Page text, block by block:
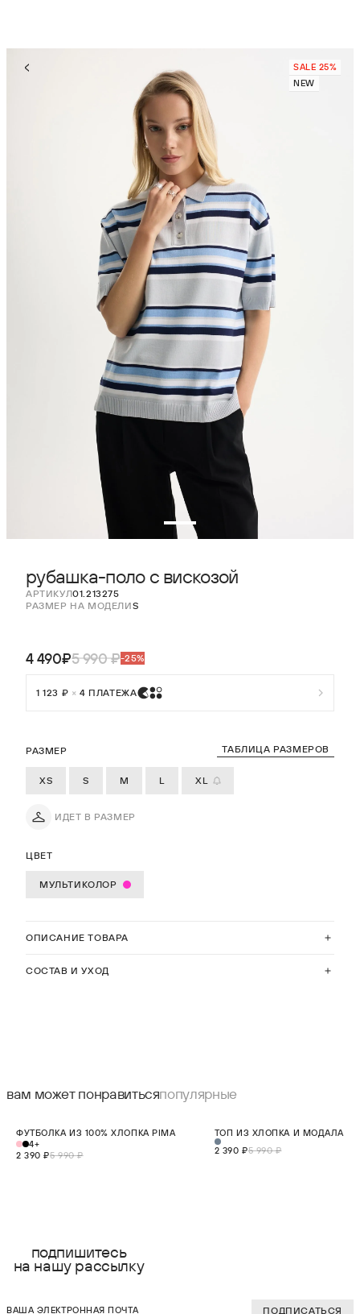
SALE 25%
NEW
рубашка-поло с вискозой
АРТИКУЛ01.213275
РАЗМЕР НА МОДЕЛИS
ОПИСАНИЕ ТОВАРА
СОСТАВ И УХОД
РАЗМЕР ТАБЛИЦА РАЗМЕРОВ
XS S M L XL
ИДЕТ В РАЗМЕР
ЦВЕТ
МУЛЬТИКОЛОР
4 490₽5 990 ₽-25%
1 123 ₽ × 4 ПЛАТЕЖА
вам может понравитьсяпопулярные
НОВИНКА
S
ФУТБОЛКА ИЗ 100% ХЛОПКА PIMA
4+
2 390 ₽5 990 ₽
НОВИНКА
ТОП ИЗ ХЛОПКА И МОДАЛА
2 390 ₽5 990 ₽
подпишитесь
на нашу рассылку
ПОДПИСАТЬСЯ